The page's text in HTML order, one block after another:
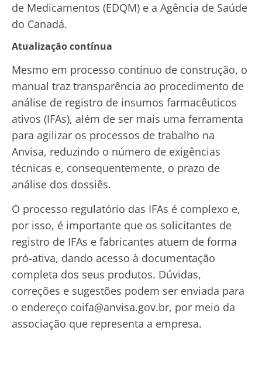
de Medicamentos (EDQM) e a Agência de Saúde
do Canadá.
Atualização contínua
Mesmo em processo contínuo de construção, o
manual traz transparência ao procedimento de
análise de registro de insumos farmacêuticos
ativos (IFAs), além de ser mais uma ferramenta
para agilizar os processos de trabalho na
Anvisa, reduzindo o número de exigências
técnicas e, consequentemente, o prazo de
análise dos dossiês.
O processo regulatório das IFAs é complexo e,
por isso, é importante que os solicitantes de
registro de IFAs e fabricantes atuem de forma
pró-ativa, dando acesso à documentação
completa dos seus produtos. Dúvidas,
correções e sugestões podem ser enviada para
o endereço coifa@anvisa.gov.br, por meio da
associação que representa a empresa.